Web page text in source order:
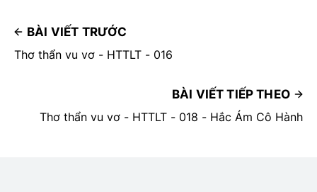
BÀI VIẾT TRƯỚC
Thơ thẩn vu vơ - HTTLT - 016
BÀI VIẾT TIẾP THEO
Thơ thẩn vu vơ - HTTLT - 018 - Hắc Ám Cô Hành